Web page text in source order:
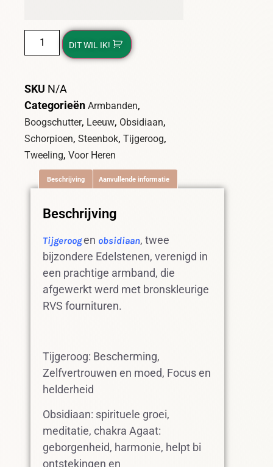
DIT WIL IK!
SKU N/A
Categorieën Armbanden,
Boogschutter, Leeuw, Obsidiaan,
Schorpioen, Steenbok, Tijgeroog,
Tweeling, Voor Heren
Beschrijving Aanvullende informatie
Beschrijving
Tijgeroogen obsidiaan, twee
bijzondere Edelstenen, verenigd in
een prachtige armband, die
afgewerkt werd met bronskleurige
RVS fournituren.
Tijgeroog: Bescherming,
Zelfvertrouwen en moed, Focus en
helderheid
Obsidiaan: spirituele groei,
meditatie, chakra Agaat:
geborgenheid, harmonie, helpt bi
ontstekingen en